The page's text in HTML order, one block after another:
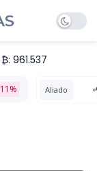
961.537